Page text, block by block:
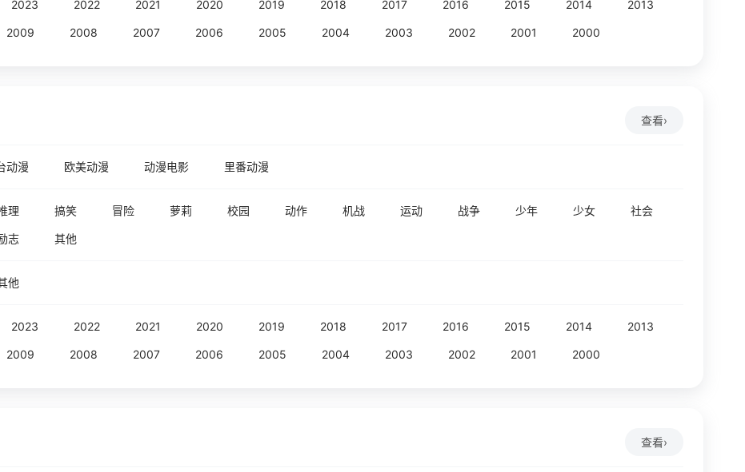
2023 2022 2021 2020 2019 2018 2017 2016 2015 2014 2013
2009 2008 2007 2006 2005 2004 2003 2002 2001 2000
查看›
动漫 欧美动漫 动漫电影 里番动漫
理 搞笑 冒险 萝莉 校园 动作 机战 运动 战争 少年 少女 社会
志 其他
他
2023 2022 2021 2020 2019 2018 2017 2016 2015 2014 2013
2009 2008 2007 2006 2005 2004 2003 2002 2001 2000
查看›